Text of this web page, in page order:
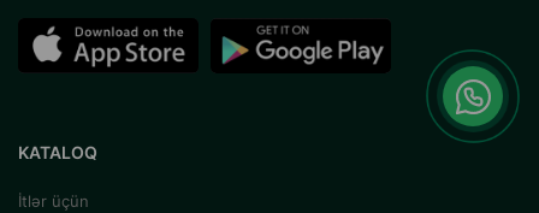
KATALOQ
İtlər üçün